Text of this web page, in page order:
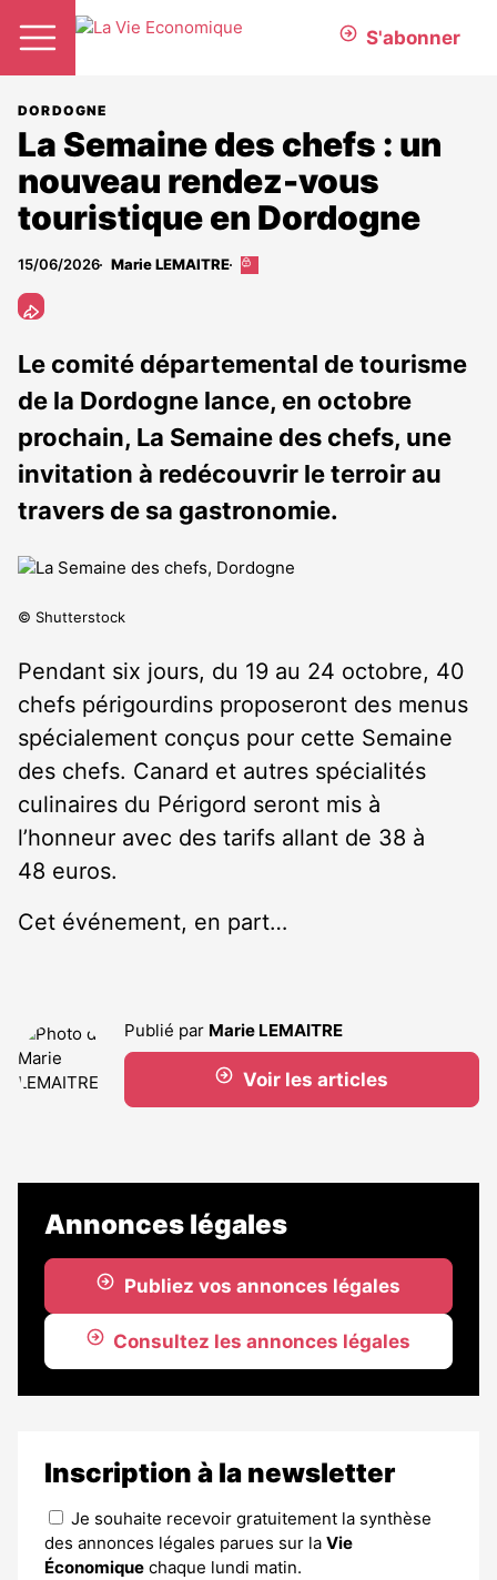
S'abonner
DORDOGNE
La Semaine des chefs : un
nouveau rendez-vous
touristique en Dordogne
15/06/2026 Marie LEMAITRE
Cet
abonnés
Le comité départemental de tourisme
de la Dordogne lance, en octobre
prochain, La Semaine des chefs, une
invitation à redécouvrir le terroir au
travers de sa gastronomie.
© Shutterstock
Pendant six jours, du 19 au 24 octobre, 40
chefs périgourdins proposeront des menus
spécialement conçus pour cette Semaine
des chefs. Canard et autres spécialités
culinaires du Périgord seront mis à
l’honneur avec des tarifs allant de 38 à
48 euros.
Cet événement, en part…
Publié par Marie LEMAITRE
Voir les articles
Annonces légales
Publiez vos annonces légales
Consultez les annonces légales
Inscription à la newsletter
Je souhaite recevoir gratuitement la synthèse
des annonces légales parues sur la Vie
Économique chaque lundi matin.